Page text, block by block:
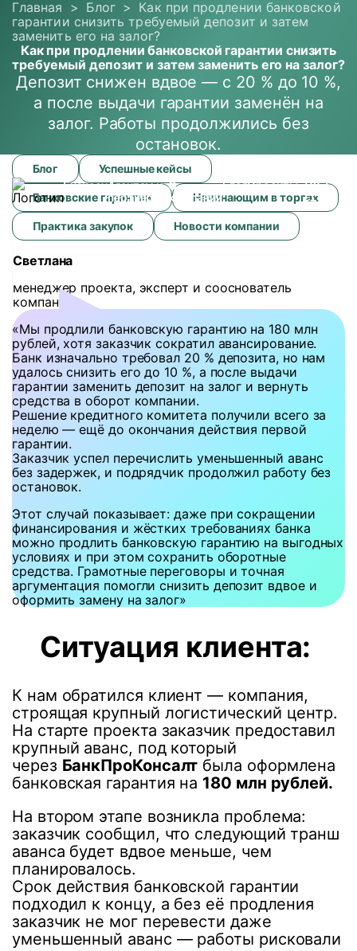
БизнесуАгентам и
партнерам
О
компании
БлогПроекты
8:30-
17:30
Главная > Блог > Как при продлении банковской
гарантии снизить требуемый депозит и затем
заменить его на залог?
Как при продлении банковской гарантии снизить
требуемый депозит и затем заменить его на залог?
Депозит снижен вдвое — с 20 % до 10 %,
а после выдачи гарантии заменён на
залог. Работы продолжились без
остановок.
Как
при
продлении
банковской
гарантии
снизить
депозит
затем
заменить
его
на
залог?
Блог Успешные кейсы
Банковские гарантии Начинающим в торгах
Практика закупок Новости компании
Светлана
менеджер проекта, эксперт и сооснователь
компании
«Мы продлили банковскую гарантию на 180 млн
рублей, хотя заказчик сократил авансирование.
Банк изначально требовал 20 % депозита, но нам
удалось снизить его до 10 %, а после выдачи
гарантии заменить депозит на залог и вернуть
средства в оборот компании.
Решение кредитного комитета получили всего за
неделю — ещё до окончания действия первой
гарантии.
Заказчик успел перечислить уменьшенный аванс
без задержек, и подрядчик продолжил работу без
остановок.
Этот случай показывает: даже при сокращении
финансирования и жёстких требованиях банка
можно продлить банковскую гарантию на выгодных
условиях и при этом сохранить оборотные
средства. Грамотные переговоры и точная
аргументация помогли снизить депозит вдвое и
оформить замену на залог»
Ситуация клиента:
К нам обратился клиент — компания,
строящая крупный логистический центр.
На старте проекта заказчик предоставил
крупный аванс, под который
через БанкПроКонсалт была оформлена
банковская гарантия на 180 млн рублей.
На втором этапе возникла проблема:
заказчик сообщил, что следующий транш
аванса будет вдвое меньше, чем
планировалось.
Срок действия банковской гарантии
подходил к концу, а без её продления
заказчик не мог перевести даже
уменьшенный аванс — работы рисковали